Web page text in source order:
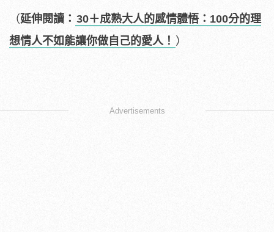
（延伸閱讀： 30＋成熟大人的感情體悟：100分的理
想情人不如能讓你做自己的愛人！ ）
Advertisements